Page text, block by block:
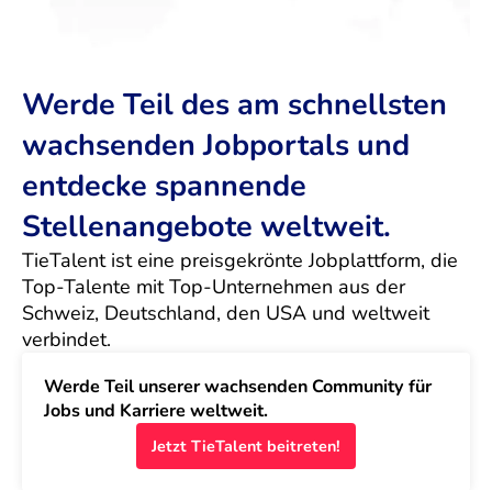
Werde Teil des am schnellsten
wachsenden Jobportals und
entdecke spannende
Stellenangebote weltweit.
TieTalent ist eine preisgekrönte Jobplattform, die
Top-Talente mit Top-Unternehmen aus der
Schweiz, Deutschland, den USA und weltweit
verbindet.
Werde Teil unserer wachsenden Community für
Jobs und Karriere weltweit.
Jetzt TieTalent beitreten!